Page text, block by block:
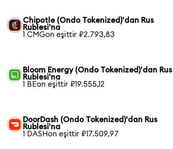
Chipotle (Ondo Tokenized)'dan Rus
Rublesi'na
1 CMGon eşittir ₽2.793,83
Bloom Energy (Ondo Tokenized)'dan Rus
Rublesi'na
1 BEon eşittir ₽19.555,12
DoorDash (Ondo Tokenized)'dan Rus
Rublesi'na
1 DASHon eşittir ₽17.509,97